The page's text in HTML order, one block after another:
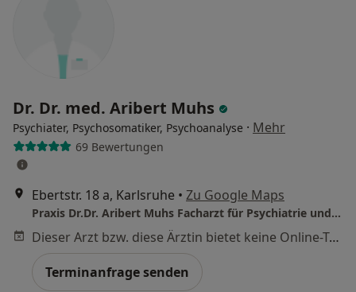
Dr. Dr. med. Aribert Muhs
Psychiater, Psychosomatiker, Psychoanalyse · Mehr
69 Bewertungen
Ebertstr. 18 a, Karlsruhe • Zu Google Maps
Praxis Dr.Dr. Aribert Muhs Facharzt für Psychiatrie und Psychotherapie
Dieser Arzt bzw. diese Ärztin bietet keine Online-Terminbuchung an diesem Standort an.
Terminanfrage senden